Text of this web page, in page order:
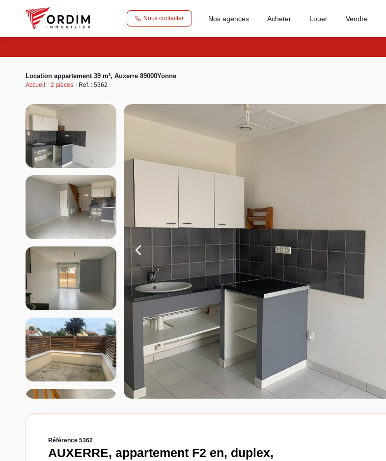
Nous contacter Nos agences Acheter Louer Vendre
Location appartement 39 m², Auxerre 89000Yonne
Accueil 2 pièces Ref. : 5362
Référence 5362
AUXERRE, appartement F2 en, duplex,